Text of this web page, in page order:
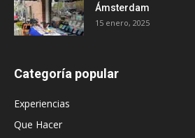
Ámsterdam
15 enero, 2025
Categoría popular
Experiencias
Que Hacer